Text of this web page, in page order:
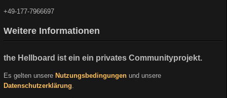
+49-177-7966697
Weitere Informationen
the Hellboard ist ein ein privates Communityprojekt.
Es gelten unsere Nutzungsbedingungen und unsere
Datenschutzerklärung